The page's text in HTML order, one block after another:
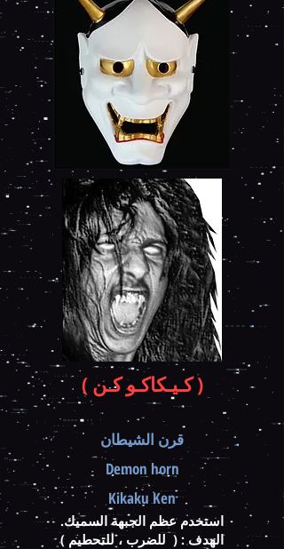
( كـيـكاكـو كـن )
قرن الشيطان
Demon horn
Kikaku Ken
استخدم عظم الجبهة السميك.
الهدف : ( للضرب ، للتحطيم )